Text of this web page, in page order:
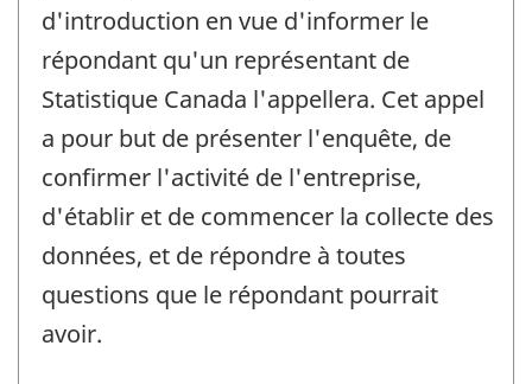
d'introduction en vue d'informer le
répondant qu'un représentant de
Statistique Canada l'appellera. Cet appel
a pour but de présenter l'enquête, de
confirmer l'activité de l'entreprise,
d'établir et de commencer la collecte des
données, et de répondre à toutes
questions que le répondant pourrait
avoir.